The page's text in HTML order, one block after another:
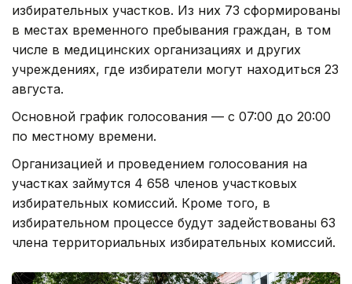
избирательных участков. Из них 73 сформированы
в местах временного пребывания граждан, в том
числе в медицинских организациях и других
учреждениях, где избиратели могут находиться 23
августа.
Основной график голосования — с 07:00 до 20:00
по местному времени.
Организацией и проведением голосования на
участках займутся 4 658 членов участковых
избирательных комиссий. Кроме того, в
избирательном процессе будут задействованы 63
члена территориальных избирательных комиссий.